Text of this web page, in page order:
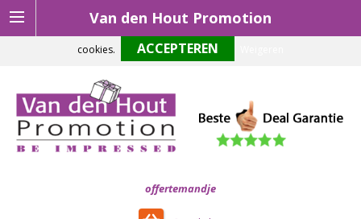
Van den Hout Promotion
offertemandje
Om onze website optimaal te laten functioneren maken wij gebruik van
cookies.